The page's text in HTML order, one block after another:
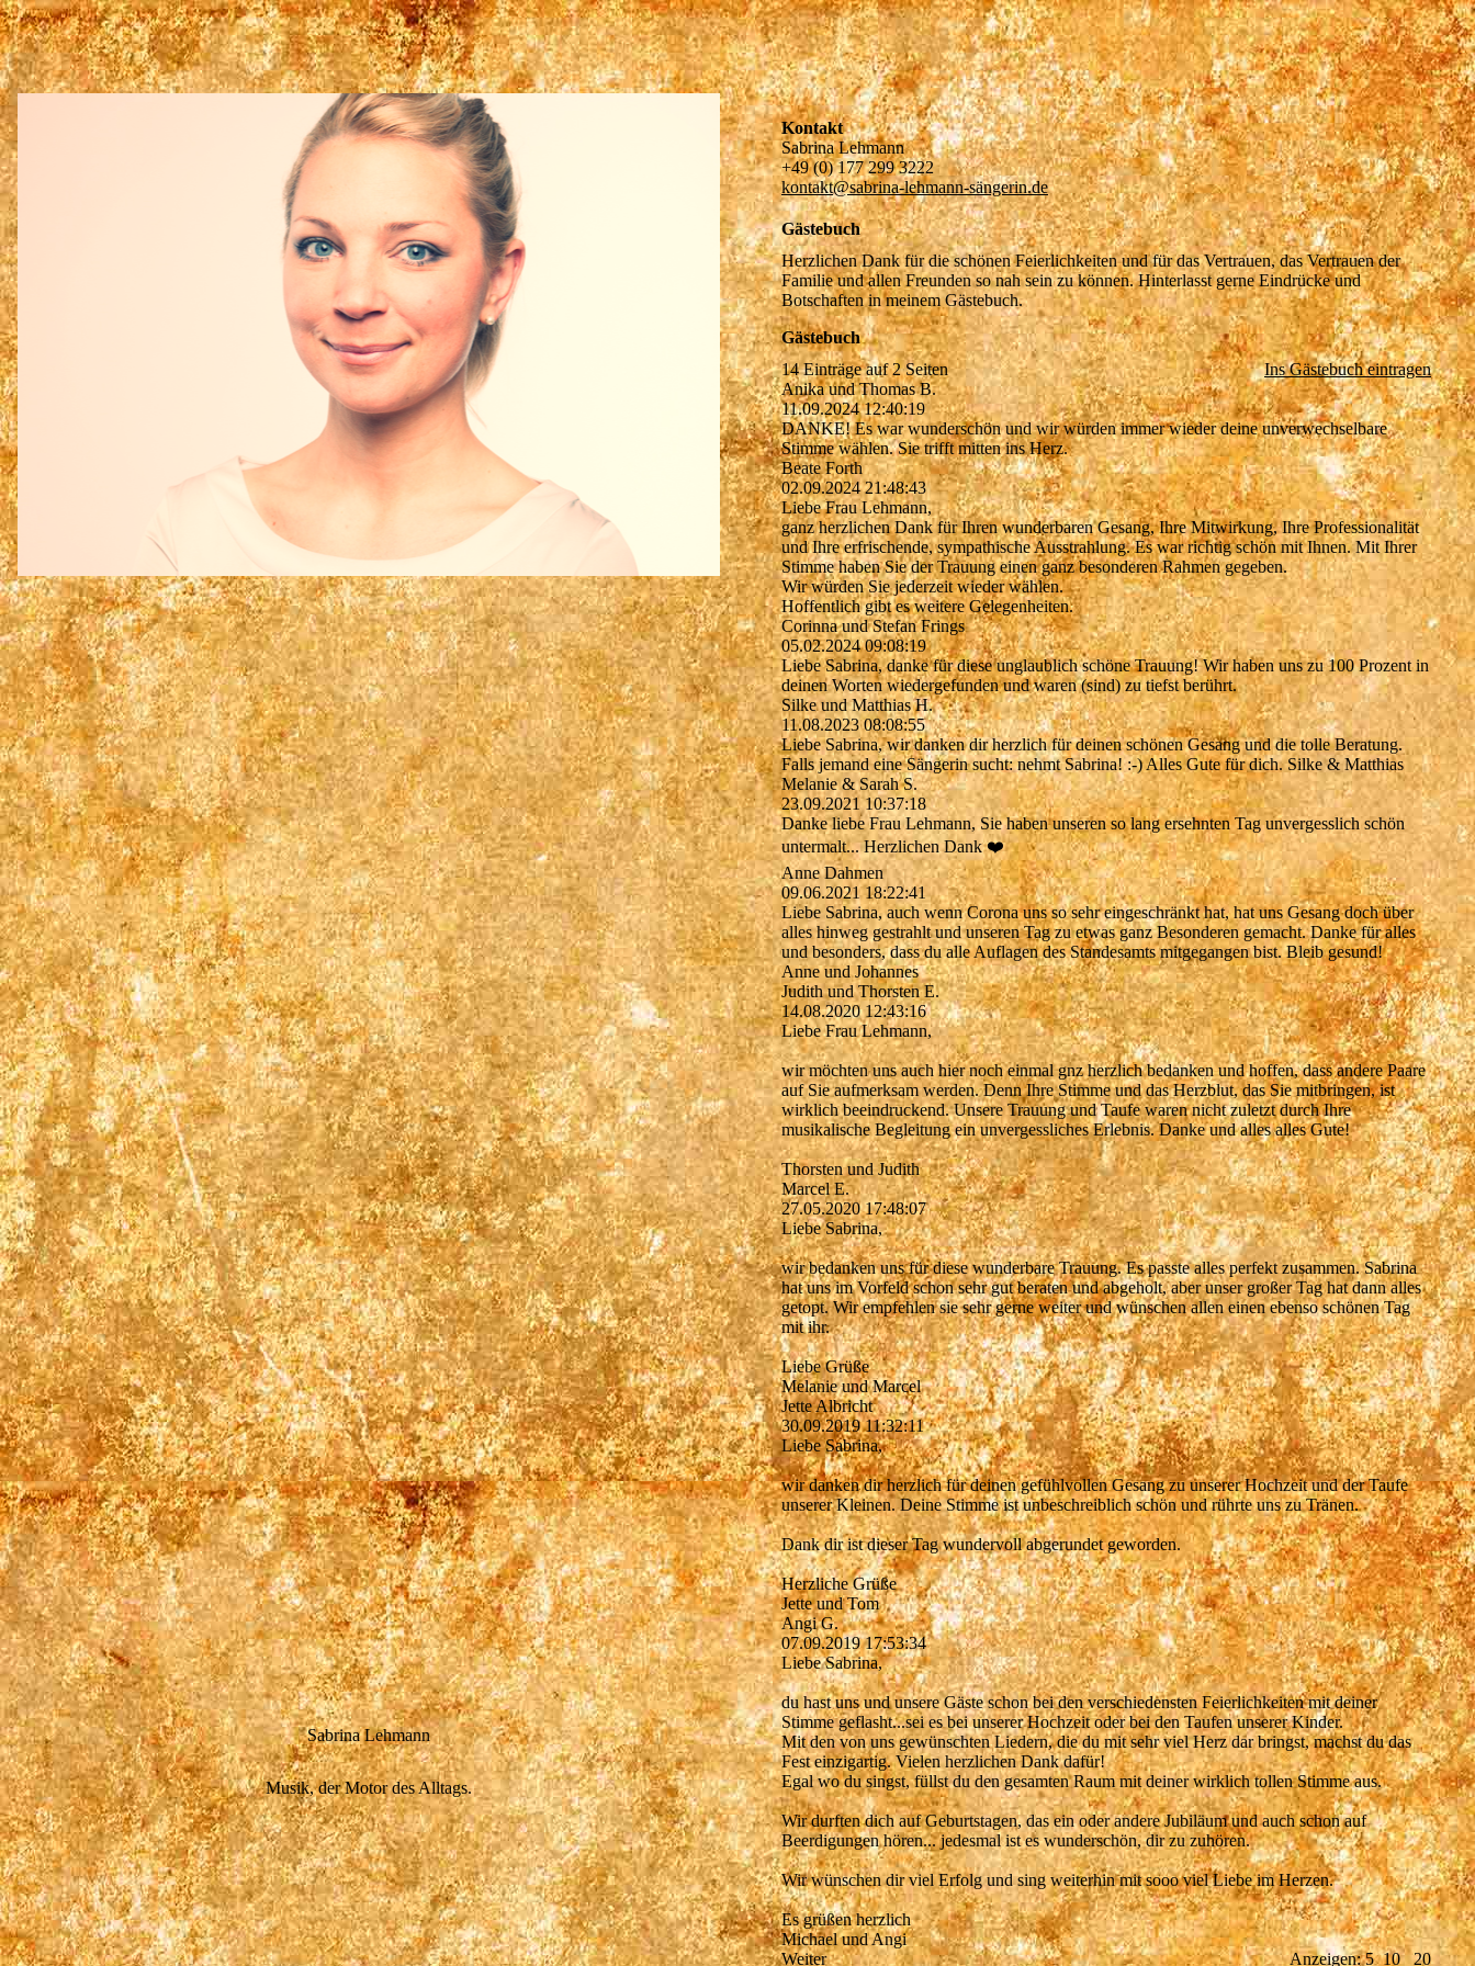
Sabrina Lehmann
Musik, der Motor des Alltags.
Kontakt
Sabrina Lehmann
+49 (0) 177 299 3222
kontakt@sabrina-lehmann-sängerin.de
Gästebuch
Herzlichen Dank für die schönen Feierlichkeiten und für das Vertrauen, das Vertrauen der
Familie und allen Freunden so nah sein zu können. Hinterlasst gerne Eindrücke und
Botschaften in meinem Gästebuch.
Gästebuch
14 Einträge auf 2 Seiten
Ins Gästebuch eintragen
Anika und Thomas B.
11.09.2024 12:40:19
DANKE! Es war wunderschön und wir würden immer wieder deine unverwechselbare
Stimme wählen. Sie trifft mitten ins Herz.
Beate Forth
02.09.2024 21:48:43
Liebe Frau Lehmann,
ganz herzlichen Dank für Ihren wunderbaren Gesang, Ihre Mitwirkung, Ihre Professionalität
und Ihre erfrischende, sympathische Ausstrahlung. Es war richtig schön mit Ihnen. Mit Ihrer
Stimme haben Sie der Trauung einen ganz besonderen Rahmen gegeben.
Wir würden Sie jederzeit wieder wählen.
Hoffentlich gibt es weitere Gelegenheiten.
Corinna und Stefan Frings
05.02.2024 09:08:19
Liebe Sabrina, danke für diese unglaublich schöne Trauung! Wir haben uns zu 100 Prozent in
deinen Worten wiedergefunden und waren (sind) zu tiefst berührt.
Silke und Matthias H.
11.08.2023 08:08:55
Liebe Sabrina, wir danken dir herzlich für deinen schönen Gesang und die tolle Beratung.
Falls jemand eine Sängerin sucht: nehmt Sabrina! :-) Alles Gute für dich. Silke & Matthias
Melanie & Sarah S.
23.09.2021 10:37:18
Danke liebe Frau Lehmann, Sie haben unseren so lang ersehnten Tag unvergesslich schön
untermalt... Herzlichen Dank ❤️
Anne Dahmen
09.06.2021 18:22:41
Liebe Sabrina, auch wenn Corona uns so sehr eingeschränkt hat, hat uns Gesang doch über
alles hinweg gestrahlt und unseren Tag zu etwas ganz Besonderen gemacht. Danke für alles
und besonders, dass du alle Auflagen des Standesamts mitgegangen bist. Bleib gesund!
Anne und Johannes
Judith und Thorsten E.
14.08.2020 12:43:16
Liebe Frau Lehmann,
wir möchten uns auch hier noch einmal gnz herzlich bedanken und hoffen, dass andere Paare
auf Sie aufmerksam werden. Denn Ihre Stimme und das Herzblut, das Sie mitbringen, ist
wirklich beeindruckend. Unsere Trauung und Taufe waren nicht zuletzt durch Ihre
musikalische Begleitung ein unvergessliches Erlebnis. Danke und alles alles Gute!
Thorsten und Judith
Marcel E.
27.05.2020 17:48:07
Liebe Sabrina,
wir bedanken uns für diese wunderbare Trauung. Es passte alles perfekt zusammen. Sabrina
hat uns im Vorfeld schon sehr gut beraten und abgeholt, aber unser großer Tag hat dann alles
getopt. Wir empfehlen sie sehr gerne weiter und wünschen allen einen ebenso schönen Tag
mit ihr.
Liebe Grüße
Melanie und Marcel
Jette Albricht
30.09.2019 11:32:11
Liebe Sabrina,
wir danken dir herzlich für deinen gefühlvollen Gesang zu unserer Hochzeit und der Taufe
unserer Kleinen. Deine Stimme ist unbeschreiblich schön und rührte uns zu Tränen.
Dank dir ist dieser Tag wundervoll abgerundet geworden.
Herzliche Grüße
Jette und Tom
Angi G.
07.09.2019 17:53:34
Liebe Sabrina,
du hast uns und unsere Gäste schon bei den verschiedensten Feierlichkeiten mit deiner
Stimme geflasht...sei es bei unserer Hochzeit oder bei den Taufen unserer Kinder.
Mit den von uns gewünschten Liedern, die du mit sehr viel Herz dar bringst, machst du das
Fest einzigartig. Vielen herzlichen Dank dafür!
Egal wo du singst, füllst du den gesamten Raum mit deiner wirklich tollen Stimme aus.
Wir durften dich auf Geburtstagen, das ein oder andere Jubiläum und auch schon auf
Beerdigungen hören... jedesmal ist es wunderschön, dir zu zuhören.
Wir wünschen dir viel Erfolg und sing weiterhin mit sooo viel Liebe im Herzen.
Es grüßen herzlich
Michael und Angi
Weiter
Anzeigen:51020